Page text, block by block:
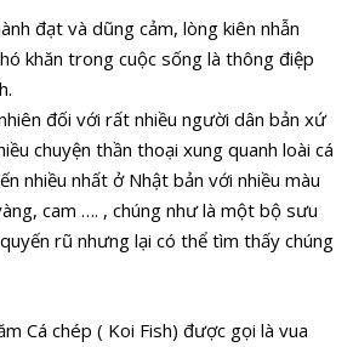
đạt và dũng cảm, lòng kiên nhẫn
khăn trong cuộc sống là thông điệp
đối với rất nhiều người dân bản xứ
chuyện thần thoại xung quanh loài cá
nhiều nhất ở Nhật bản với nhiều màu
cam …. , chúng như là một bộ sưu
rũ nhưng lại có thể tìm thấy chúng
Cá chép ( Koi Fish) được gọi là vua